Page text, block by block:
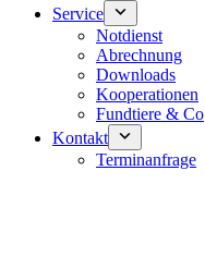
Service
Notdienst
Abrechnung
Downloads
Kooperationen
Fundtiere & Co
Kontakt
Terminanfrage